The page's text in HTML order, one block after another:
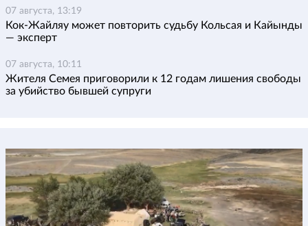
07 августа, 13:19
Кок-Жайляу может повторить судьбу Кольсая и Кайынды
— эксперт
07 августа, 10:11
Жителя Семея приговорили к 12 годам лишения свободы
за убийство бывшей супруги